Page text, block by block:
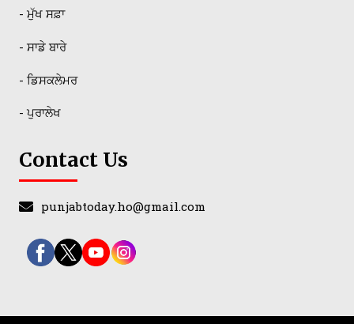
- ਮੁੱਖ ਸਫ਼ਾ
- ਸਾਡੇ ਬਾਰੇ
- ਡਿਸਕਲੇਮਰ
- ਪੁਰਾਲੇਖ
Contact Us
punjabtoday.ho@gmail.com